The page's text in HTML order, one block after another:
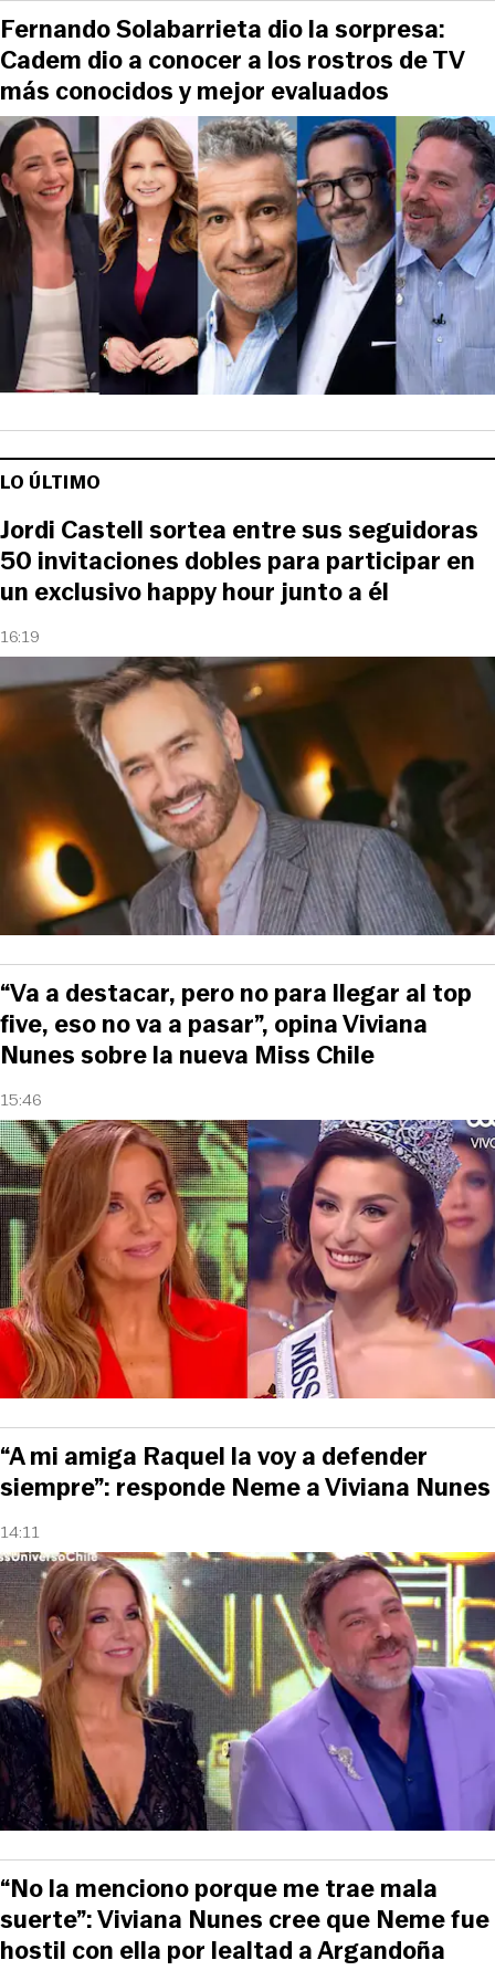
Fernando Solabarrieta dio la sorpresa:
Cadem dio a conocer a los rostros de TV
más conocidos y mejor evaluados
LO ÚLTIMO
16:19
Jordi Castell sortea entre sus seguidoras
50 invitaciones dobles para participar en
un exclusivo happy hour junto a él
15:46
“Va a destacar, pero no para llegar al top
five, eso no va a pasar”, opina Viviana
Nunes sobre la nueva Miss Chile
14:11
“A mi amiga Raquel la voy a defender
siempre”: responde Neme a Viviana Nunes
“No la menciono porque me trae mala
suerte”: Viviana Nunes cree que Neme fue
hostil con ella por lealtad a Argandoña